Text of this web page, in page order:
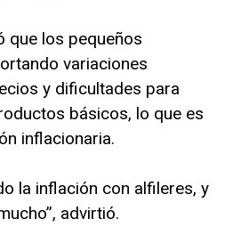
que los pequeños
variaciones
y dificultades para
básicos, lo que es
inflacionaria.
la inflación con alfileres, y
advirtió.